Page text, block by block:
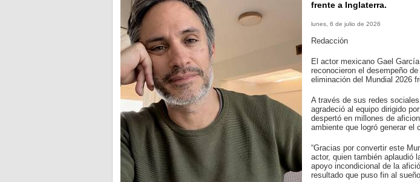
frente a Inglaterra.
lunes, 6 de julio de 2026
Redacción
El actor mexicano Gael
reconocieron el desempeño
eliminación del Mundial 2026
A través de sus redes
agradeció al equipo dirigido
despertó en millones de
ambiente que logró generar el
“Gracias por convertir este
actor, quien también aplaudió
apoyo incondicional de la
resultado que puso fin al